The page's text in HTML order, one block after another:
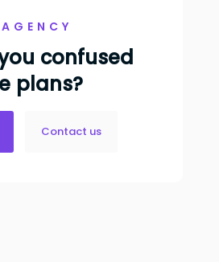
confused
plans?
Contact us